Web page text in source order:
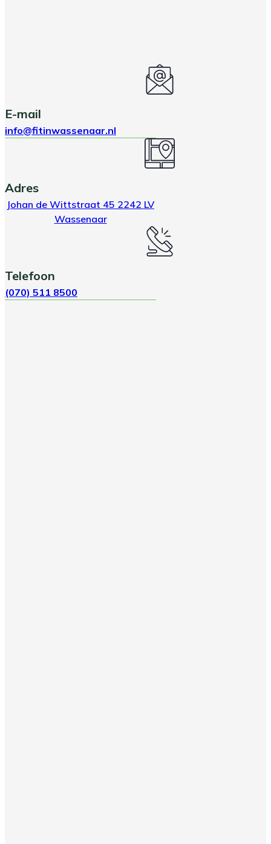
E-mail
info@fitinwassenaar.nl
Adres
Johan de Wittstraat 45 2242 LV
Wassenaar
Telefoon
(070) 511 8500